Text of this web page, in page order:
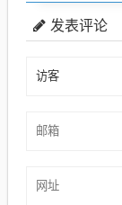
发表评论